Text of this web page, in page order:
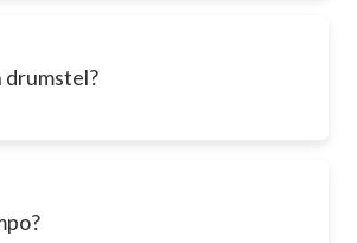
drumstel?